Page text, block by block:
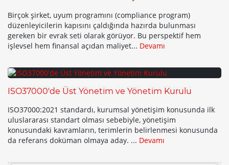
Birçok şirket, uyum programını (compliance program)
düzenleyicilerin kapısını çaldığında hazırda bulunması
gereken bir evrak seti olarak görüyor. Bu perspektif hem
işlevsel hem finansal açıdan maliyet... Devamı
ISO37000'de Üst Yönetim ve Yönetim Kurulu
ISO37000:2021 standardı, kurumsal yönetişim konusunda ilk
uluslararası standart olması sebebiyle, yönetişim
konusundaki kavramların, terimlerin belirlenmesi konusunda
da referans doküman olmaya aday. ... Devamı